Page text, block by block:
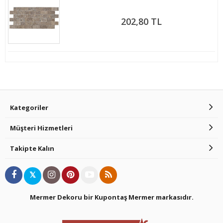
202,80 TL
Kategoriler
Müşteri Hizmetleri
Takipte Kalın
𝕏
Mermer Dekoru bir Kupontaş Mermermarkasıdır.